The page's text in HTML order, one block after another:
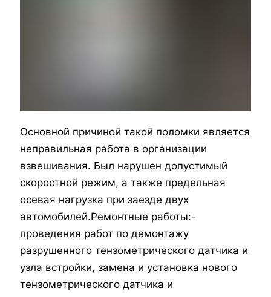
Основной причиной такой поломки является
неправильная работа в организации
взвешивания. Был нарушен допустимый
скоростной режим, а также предельная
осевая нагрузка при заезде двух
автомобилей.Ремонтные работы:-
проведения работ по демонтажу
разрушенного тензометрического датчика и
узла встройки, замена и установка нового
тензометрического датчика и